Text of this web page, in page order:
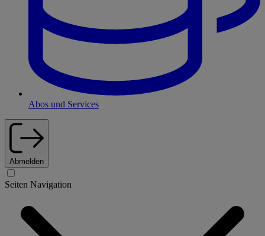
Abos und Services
Abmelden
Seiten Navigation